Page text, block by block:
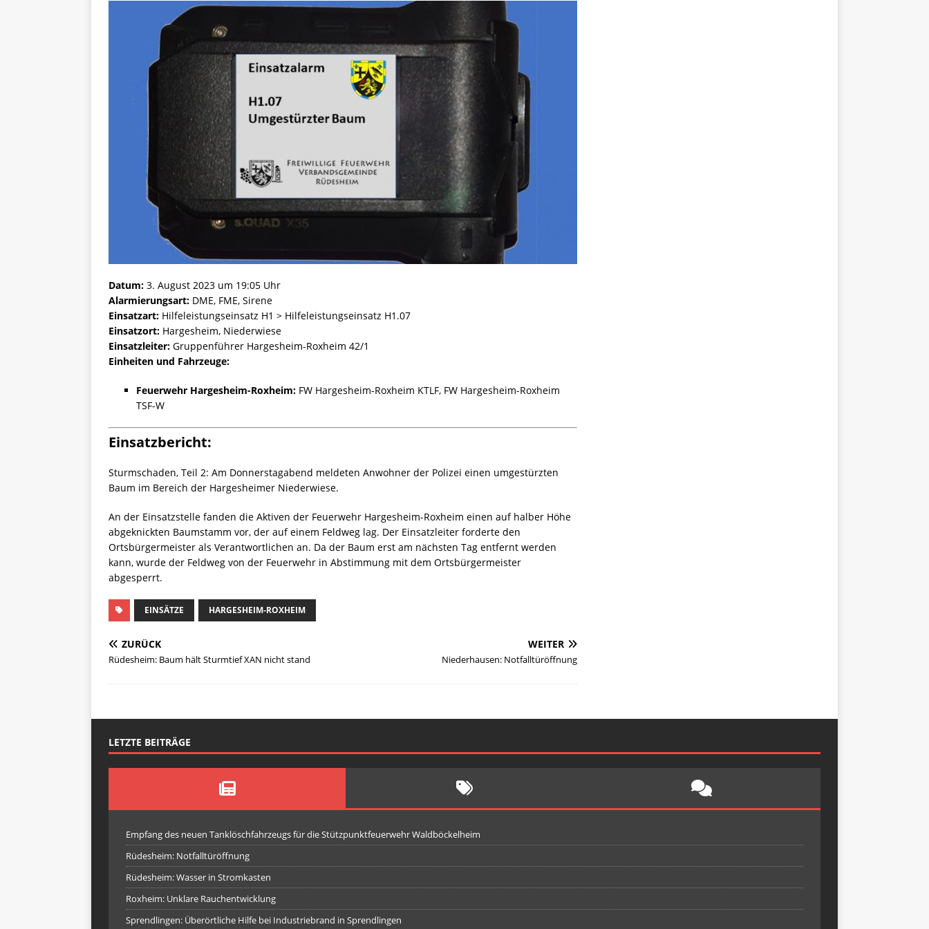
Datum: 3. August 2023 um 19:05 Uhr
Alarmierungsart: DME, FME, Sirene
Einsatzart: Hilfeleistungseinsatz H1 > Hilfeleistungseinsatz H1.07
Einsatzort: Hargesheim, Niederwiese
Einsatzleiter: Gruppenführer Hargesheim-Roxheim 42/1
Einheiten und Fahrzeuge:
Feuerwehr Hargesheim-Roxheim: FW Hargesheim-Roxheim KTLF, FW Hargesheim-Roxheim
TSF-W
Einsatzbericht:
Sturmschaden, Teil 2: Am Donnerstagabend meldeten Anwohner der Polizei einen umgestürzten
Baum im Bereich der Hargesheimer Niederwiese.
An der Einsatzstelle fanden die Aktiven der Feuerwehr Hargesheim-Roxheim einen auf halber Höhe
abgeknickten Baumstamm vor, der auf einem Feldweg lag. Der Einsatzleiter forderte den
Ortsbürgermeister als Verantwortlichen an. Da der Baum erst am nächsten Tag entfernt werden
kann, wurde der Feldweg von der Feuerwehr in Abstimmung mit dem Ortsbürgermeister
abgesperrt.
EINSÄTZE HARGESHEIM-ROXHEIM
ZURÜCK
Rüdesheim: Baum hält Sturmtief XAN nicht stand
WEITER
Niederhausen: Notfalltüröffnung
LETZTE BEITRÄGE
Empfang des neuen Tanklöschfahrzeugs für die Stützpunktfeuerwehr Waldböckelheim
Rüdesheim: Notfalltüröffnung
Rüdesheim: Wasser in Stromkasten
Roxheim: Unklare Rauchentwicklung
Sprendlingen: Überörtliche Hilfe bei Industriebrand in Sprendlingen